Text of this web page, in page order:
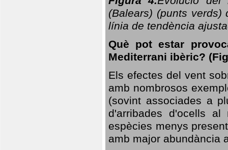
(Balears) (punts
línia de tendència
Què pot estar
Mediterrani ibèric?
Els efectes del vent
amb nombrosos
(sovint associades a
d'arribades d'ocells
espècies menys
amb major abundància